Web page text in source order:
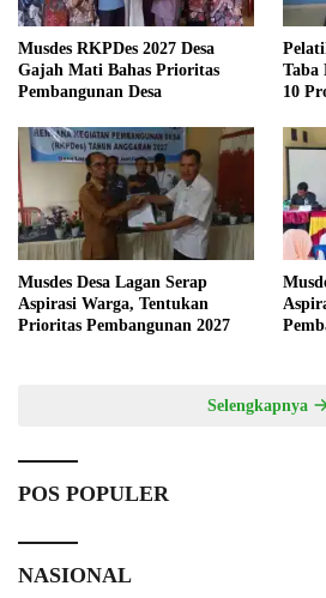
Musdes RKPDes 2027 Desa
Gajah Mati Bahas Prioritas
Pembangunan Desa
Taba
10
Musdes Desa Lagan Serap
Aspirasi Warga, Tentukan
Prioritas Pembangunan 2027
Selengkapnya
POS POPULER
NASIONAL